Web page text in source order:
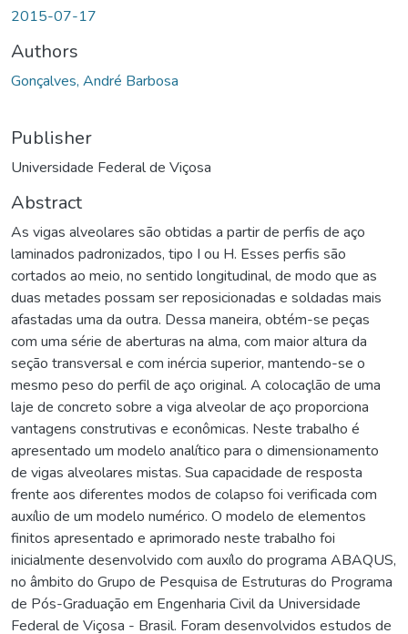
2015-07-17
Authors
Gonçalves, André Barbosa
Publisher
Universidade Federal de Viçosa
Abstract
As vigas alveolares são obtidas a partir de perfis de aço
laminados padronizados, tipo I ou H. Esses perfis são
cortados ao meio, no sentido longitudinal, de modo que as
duas metades possam ser reposicionadas e soldadas mais
afastadas uma da outra. Dessa maneira, obtém-se peças
com uma série de aberturas na alma, com maior altura da
seção transversal e com inércia superior, mantendo-se o
mesmo peso do perfil de aço original. A colocaçlão de uma
laje de concreto sobre a viga alveolar de aço proporciona
vantagens construtivas e econômicas. Neste trabalho é
apresentado um modelo analítico para o dimensionamento
de vigas alveolares mistas. Sua capacidade de resposta
frente aos diferentes modos de colapso foi verificada com
auxílio de um modelo numérico. O modelo de elementos
finitos apresentado e aprimorado neste trabalho foi
inicialmente desenvolvido com auxílo do programa ABAQUS,
no âmbito do Grupo de Pesquisa de Estruturas do Programa
de Pós-Graduação em Engenharia Civil da Universidade
Federal de Viçosa - Brasil. Foram desenvolvidos estudos de